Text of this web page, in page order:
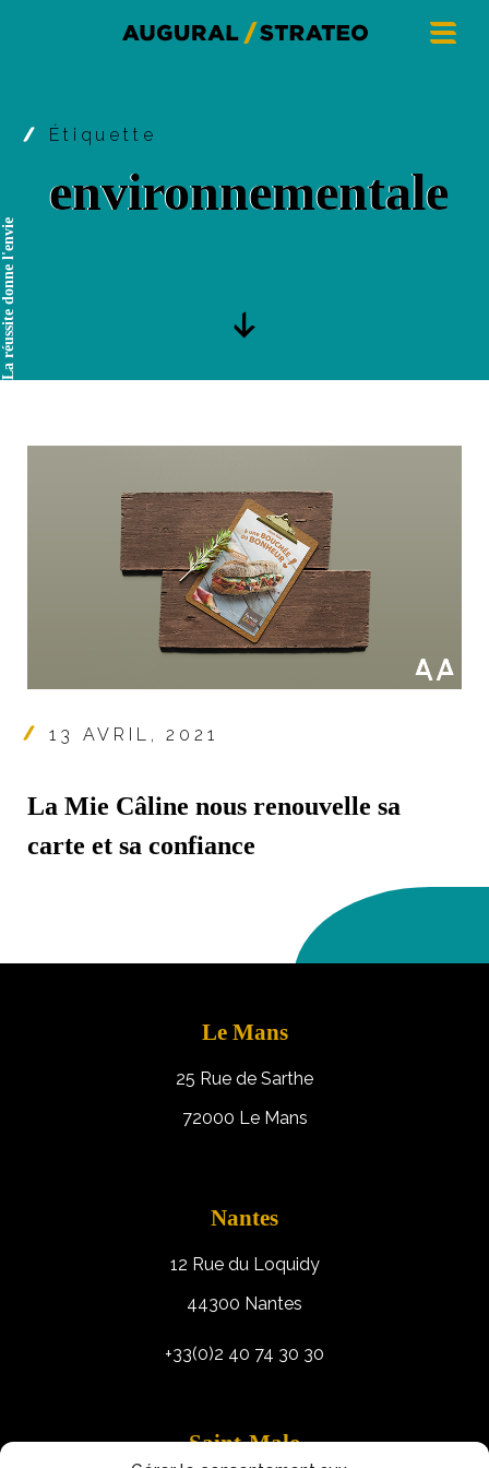
La réussite donne l'envie
Étiquette
environnementale
13 AVRIL, 2021
La Mie Câline nous renouvelle sa
carte et sa confiance
Le Mans
25 Rue de Sarthe
72000 Le Mans
Nantes
12 Rue du Loquidy
44300 Nantes
+33(0)2 40 74 30 30
Saint-Malo